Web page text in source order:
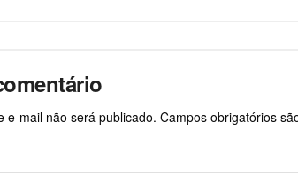
e-mail não será publicado. Campos obrigatórios